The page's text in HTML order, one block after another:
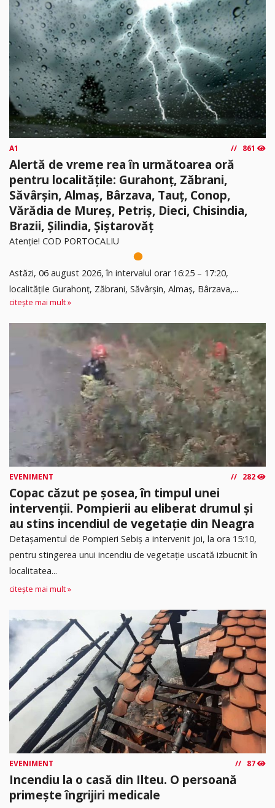
A1 861
Alertă de vreme rea în următoarea oră
pentru localitățile: Gurahonț, Zăbrani,
Săvârșin, Almaș, Bârzava, Tauț, Conop,
Vărădia de Mureș, Petriș, Dieci, Chisindia,
Brazii, Șilindia, Șiștarovăț
Atenție! COD PORTOCALIU
Astăzi, 06 august 2026, în intervalul orar 16:25 – 17:20,
localitățile Gurahonț, Zăbrani, Săvârșin, Almaș, Bârzava,...
citește mai mult »
EVENIMENT 282
Copac căzut pe șosea, în timpul unei
intervenții. Pompierii au eliberat drumul și
au stins incendiul de vegetație din Neagra
Detașamentul de Pompieri Sebiș a intervenit joi, la ora 15:10,
pentru stingerea unui incendiu de vegetație uscată izbucnit în
localitatea...
citește mai mult »
EVENIMENT 87
Incendiu la o casă din Ilteu. O persoană
primește îngrijiri medicale